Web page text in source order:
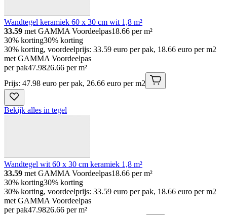
Wandtegel keramiek 60 x 30 cm wit 1,8 m²
33.59 met GAMMA Voordeelpas18.66 per m²
30% korting30% korting
30% korting, voordeelprijs: 33.59 euro per pak, 18.66 euro per m2
met GAMMA Voordeelpas
per pak47.9826.66 per m²
Prijs: 47.98 euro per pak, 26.66 euro per m2
Bekijk alles in tegel
Wandtegel wit 60 x 30 cm keramiek 1,8 m²
33.59 met GAMMA Voordeelpas18.66 per m²
30% korting30% korting
30% korting, voordeelprijs: 33.59 euro per pak, 18.66 euro per m2
met GAMMA Voordeelpas
per pak47.9826.66 per m²